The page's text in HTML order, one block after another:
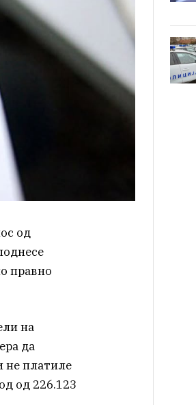
од
правно
на
да
не платиле
од 226.123